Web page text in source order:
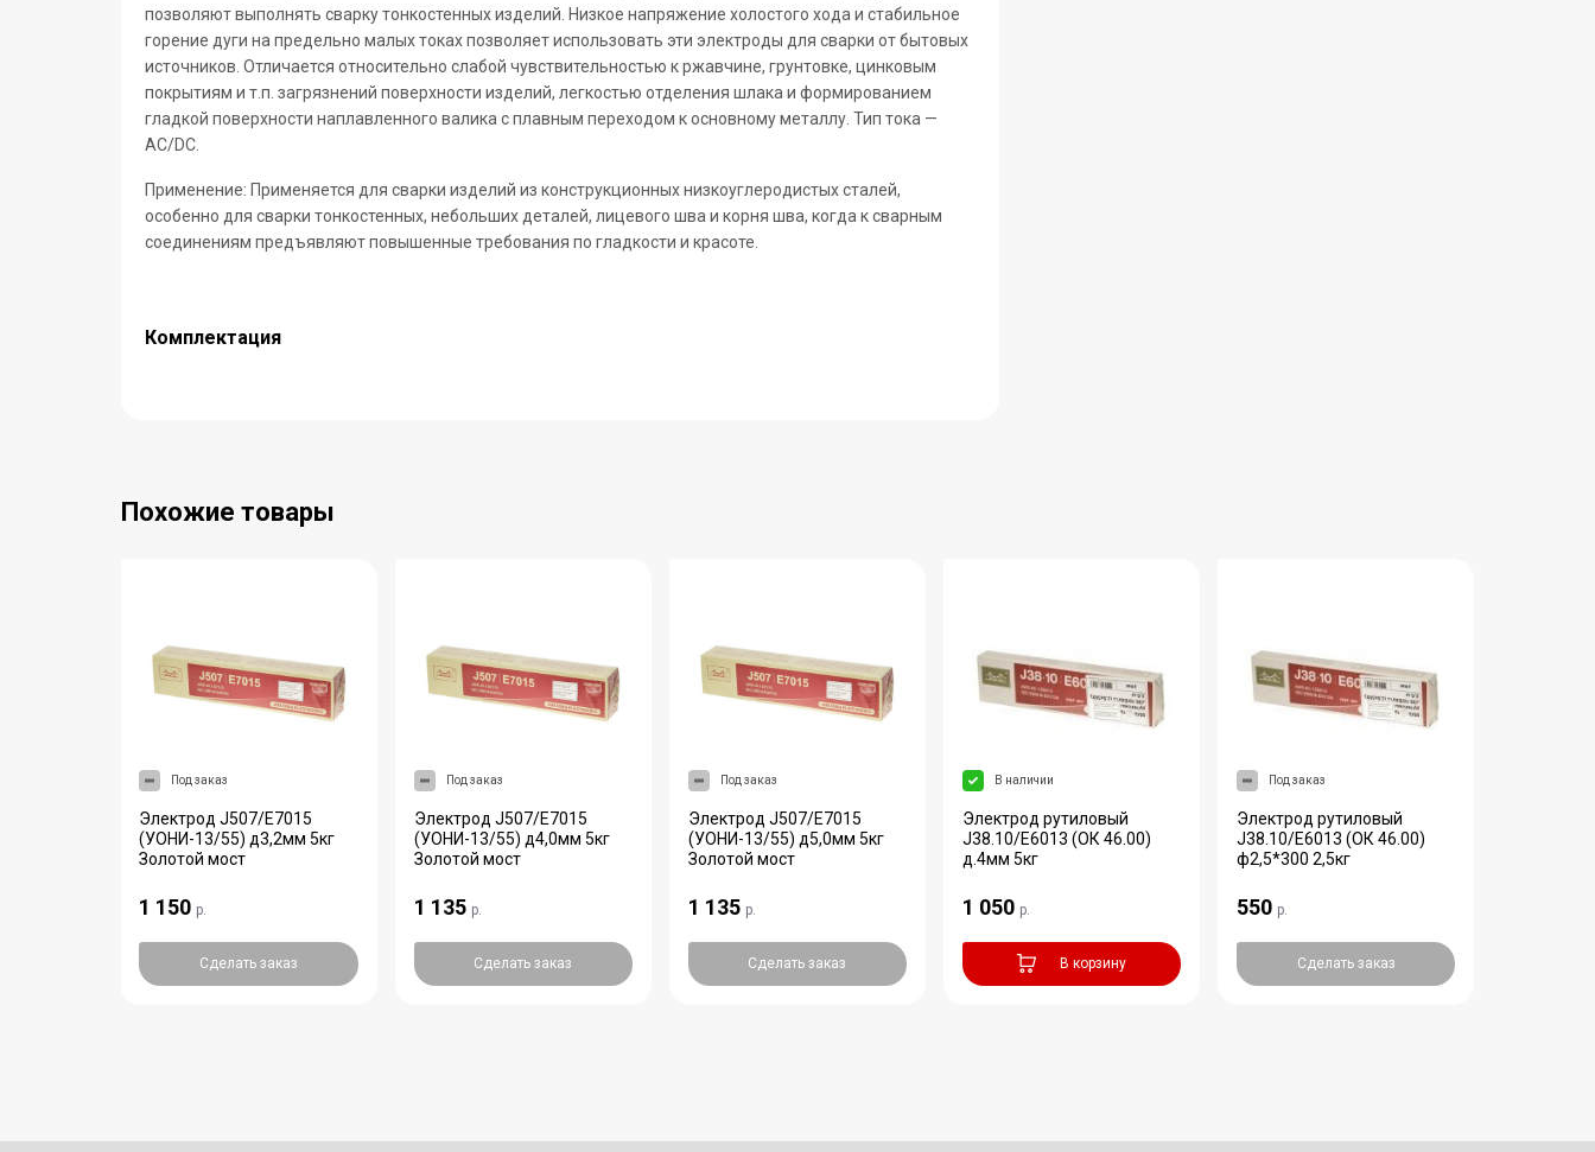
позволяют выполнять сварку тонкостенных изделий. Низкое напряжение холостого хода и стабильное
горение дуги на предельно малых токах позволяет использовать эти электроды для сварки от бытовых
источников. Отличается относительно слабой чувствительностью к ржавчине, грунтовке, цинковым
покрытиям и т.п. загрязнений поверхности изделий, легкостью отделения шлака и формированием
гладкой поверхности наплавленного валика с плавным переходом к основному металлу. Тип тока —
AC/DC.
Применение: Применяется для сварки изделий из конструкционных низкоуглеродистых сталей,
особенно для сварки тонкостенных, небольших деталей, лицевого шва и корня шва, когда к сварным
соединениям предъявляют повышенные требования по гладкости и красоте.
Комплектация
Похожие товары
Под заказ
Электрод J507/E7015
(УОНИ-13/55) д3,2мм 5кг
Золотой мост
1 150 р.
Сделать заказ
Под заказ
Электрод J507/E7015
(УОНИ-13/55) д4,0мм 5кг
Золотой мост
1 135 р.
Сделать заказ
Под заказ
Электрод J507/E7015
(УОНИ-13/55) д5,0мм 5кг
Золотой мост
1 135 р.
Сделать заказ
В наличии
Электрод рутиловый
J38.10/E6013 (ОК 46.00)
д.4мм 5кг
1 050 р.
В корзину
Под заказ
Электрод рутиловый
J38.10/E6013 (ОК 46.00)
ф2,5*300 2,5кг
550 р.
Сделать заказ